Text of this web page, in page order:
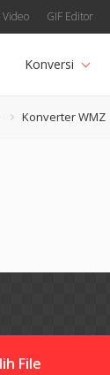
Video GIF Editor
Konversi
Konverter WMZ
File